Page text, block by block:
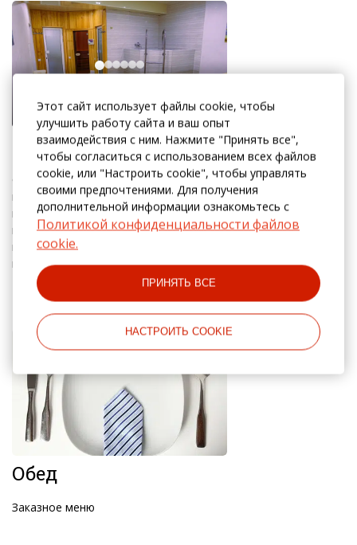
Этот сайт использует файлы cookie, чтобы
улучшить работу сайта и ваш опыт
взаимодействия с ним. Нажмите "Принять все",
чтобы согласиться с использованием всех файлов
cookie, или "Настроить cookie", чтобы управлять
своими предпочтениями. Для получения
дополнительной информации ознакомьтесь с
Политикой конфиденциальности файлов
cookie.
ПРИНЯТЬ ВСЕ
НАСТРОИТЬ COOKIE
Бассейн и сауна
Откройте для себя идеальное сочетание расслабления и
восстановления в нашей финской сауне и бассейне. Сухой
пар финской сауны помогает снять стресс, улучшить
кровообращение и очистить организм. После сеанса вы
можете освежиться в бассейне с кристально чистой водой
и насладиться моментами полного покоя.
Время работы с 9.00 до 21.00
Обед
Заказное меню